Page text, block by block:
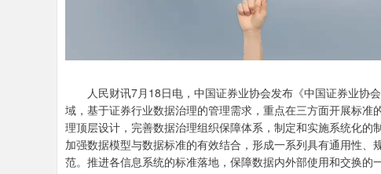
人民财讯7月18日电，中国证券业协会发布《中国证券业协
域，基于证券行业数据治理的管理需求，重点在三方面开展标
理顶层设计，完善数据治理组织保障体系，制定和实施系统化的
加强数据模型与数据标准的有效结合，形成一系列具有通用性
范。推进各信息系统的标准落地，保障数据内外部使用和交换的